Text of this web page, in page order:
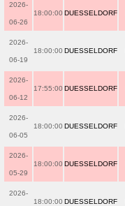
2026-
06-26
18:00:00 DUESSELDORF
2026-
06-19
18:00:00 DUESSELDORF
2026-
06-12
17:55:00 DUESSELDORF
2026-
06-05
18:00:00 DUESSELDORF
2026-
05-29
18:00:00 DUESSELDORF
2026-
18:00:00 DUESSELDORF